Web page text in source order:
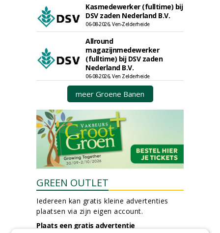
Kasmedewerker (fulltime) bij
DSV zaden Nederland B.V.
06-08-2026, Ven-Zelderheide
Allround
magazijnmedewerker
(fulltime) bij DSV zaden
Nederland B.V.
06-08-2026, Ven Zelderheide
meer Groene Banen
GREEN OUTLET
Iedereen kan gratis kleine advertenties
plaatsen via zijn eigen account.
Plaats een gratis advertentie